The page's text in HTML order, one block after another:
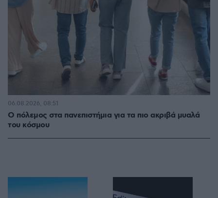
Ο πόλεμος στα πανεπιστήμια για τα πιο ακριβά μυαλά
του κόσμου
06.08.2026, 08:51